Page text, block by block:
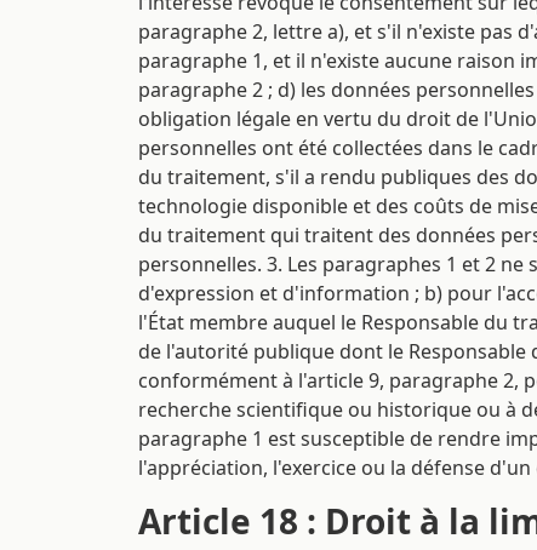
paragraphe 2, lettre a), et s'il n'existe pas
paragraphe 1, et il n'existe aucune raison
paragraphe 2 ; d) les données
obligation légale en vertu du droit de
personnelles ont été collectées dans le
du traitement, s'il a rendu publiques des
technologie disponible et des coûts de
du traitement qui traitent des données
personnelles. 3. Les paragraphes 1 et 2
d'expression et d'information ; b) pour
l'État membre auquel le Responsable du
de l'autorité publique dont le
conformément à l'article 9, paragraphe 2,
recherche scientifique ou historique ou à
paragraphe 1 est susceptible de rendre
l'appréciation, l'exercice ou la défense
Article 18 : Droit à la